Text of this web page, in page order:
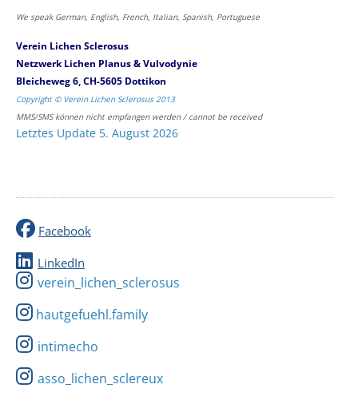
We speak German, English, French, Italian, Spanish, Portuguese
Verein Lichen Sclerosus
Netzwerk Lichen Planus & Vulvodynie
Bleicheweg 6, CH-5605 Dottikon
Copyright © Verein Lichen Sclerosus 2013
MMS/SMS können nicht empfangen werden / cannot be received
Letztes Update 5. August 2026
Facebook
LinkedIn
verein_lichen_sclerosus
hautgefuehl.family
intimecho
asso_lichen_sclereux